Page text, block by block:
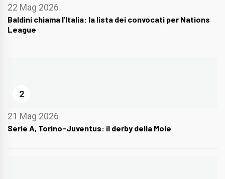
22 Mag 2026
Baldini chiama l’Italia: la lista dei convocati per Nations
League
2
21 Mag 2026
Serie A, Torino-Juventus: il derby della Mole